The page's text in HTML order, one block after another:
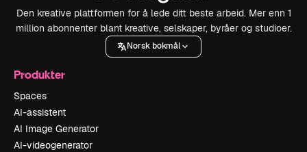
Den kreative plattformen for å lede ditt beste arbeid. Mer enn 1
million abonnenter blant kreative, selskaper, byråer og studioer.
Norsk bokmål
Produkter
Spaces
AI-assistent
AI Image Generator
AI-videogenerator